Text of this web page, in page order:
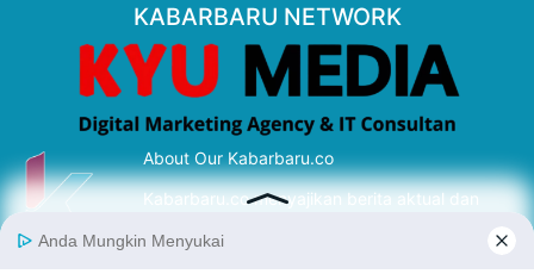
KABARBARU NETWORK
About Our Kabarbaru.co
Kabarbaru.co menyajikan berita aktual dan
serta terverifikasi dari sumber yang tepat.